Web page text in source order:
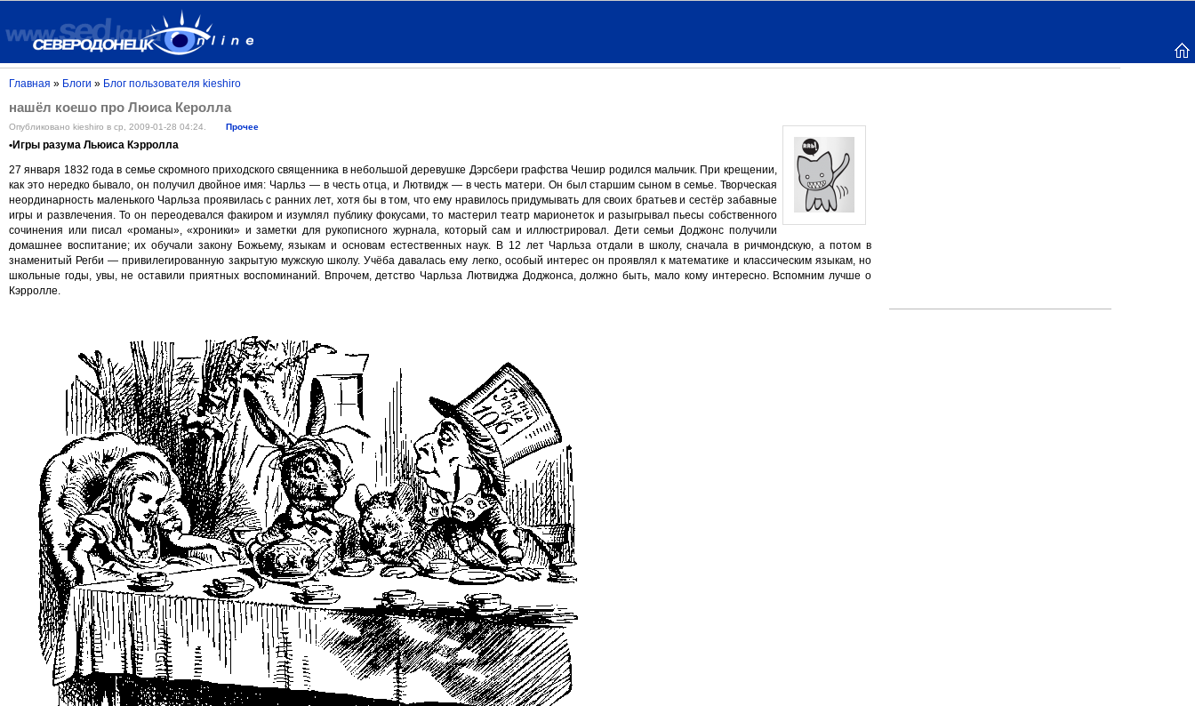
Главная » Блоги » Блог пользователя kieshiro
нашёл коешо про Люиса Керолла
Опубликовано kieshiro в ср, 2009-01-28 04:24. Прочее
•Игры разума Льюиса Кэрролла
27 января 1832 года в семье скромного приходского священника в небольшой деревушке Дэрсбери графства Чешир родился мальчик. При крещении,
как это нередко бывало, он получил двойное имя: Чарльз — в честь отца, и Лютвидж — в честь матери. Он был старшим сыном в семье. Творческая
неординарность маленького Чарльза проявилась с ранних лет, хотя бы в том, что ему нравилось придумывать для своих братьев и сестёр забавные
игры и развлечения. То он переодевался факиром и изумлял публику фокусами, то мастерил театр марионеток и разыгрывал пьесы собственного
сочинения или писал «романы», «хроники» и заметки для рукописного журнала, который сам и иллюстрировал. Дети семьи Доджонс получили
домашнее воспитание; их обучали закону Божьему, языкам и основам естественных наук. В 12 лет Чарльза отдали в школу, сначала в ричмондскую, а потом в
знаменитый Регби — привилегированную закрытую мужскую школу. Учёба давалась ему легко, особый интерес он проявлял к математике и классическим языкам, но
школьные годы, увы, не оставили приятных воспоминаний. Впрочем, детство Чарльза Лютвиджа Доджонса, должно быть, мало кому интересно. Вспомним лучше о
Кэрролле.